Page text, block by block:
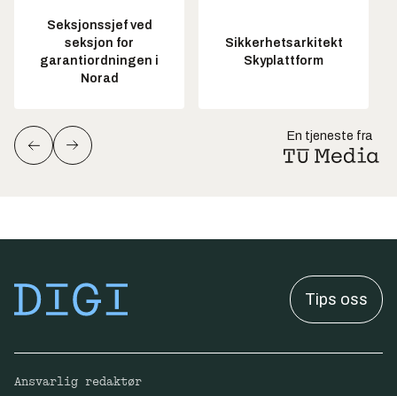
Seksjonssjef ved
seksjon for
garantiordningen i
Norad
Sikkerhetsarkitekt
Skyplattform
En tjeneste fra
Tips oss
Ansvarlig redaktør